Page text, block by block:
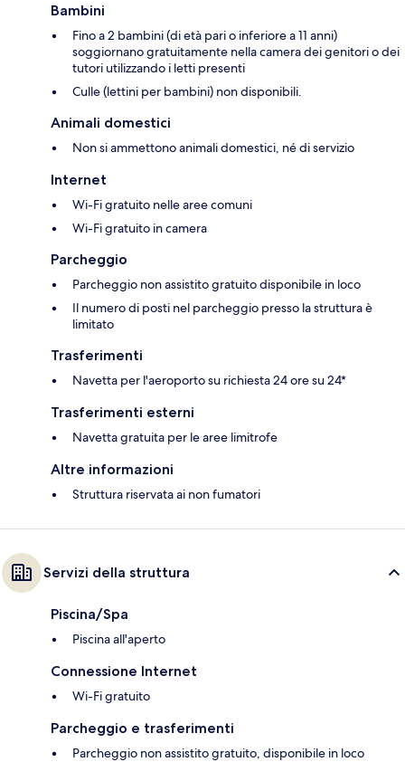
Bambini
Fino a 2 bambini (di età pari o inferiore a 11 anni)
soggiornano gratuitamente nella camera dei genitori o dei
tutori utilizzando i letti presenti
Culle (lettini per bambini) non disponibili.
Animali domestici
Non si ammettono animali domestici, né di servizio
Internet
Wi-Fi gratuito nelle aree comuni
Wi-Fi gratuito in camera
Parcheggio
Parcheggio non assistito gratuito disponibile in loco
Il numero di posti nel parcheggio presso la struttura è
limitato
Trasferimenti
Navetta per l'aeroporto su richiesta 24 ore su 24*
Trasferimenti esterni
Navetta gratuita per le aree limitrofe
Altre informazioni
Struttura riservata ai non fumatori
Servizi della struttura
Piscina/Spa
Piscina all'aperto
Connessione Internet
Wi-Fi gratuito
Parcheggio e trasferimenti
Parcheggio non assistito gratuito, disponibile in loco